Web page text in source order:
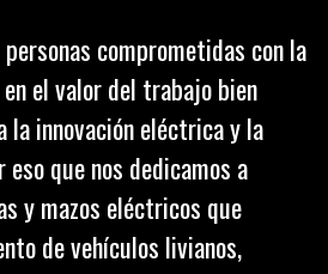
comprometidas con la
el valor del trabajo bien
la innovación eléctrica y la
que nos dedicamos a
y mazos eléctricos que
de vehículos livianos,